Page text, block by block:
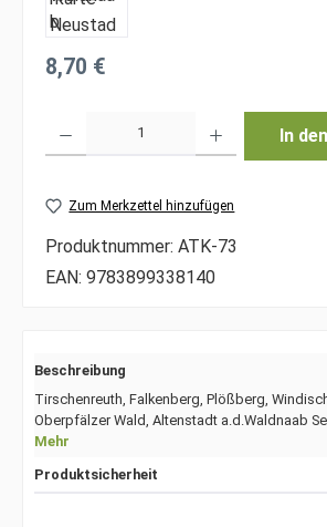
Regulärer Preis:
8,70 €
In
Zum Merkzettel hinzufügen
Produktnummer: ATK-73
EAN: 9783899338140
Beschreibung
Tirschenreuth, Falkenberg, Plößberg,
Oberpfälzer Wald, Altenstadt a.d.Waldnaab
Mehr
Produktsicherheit